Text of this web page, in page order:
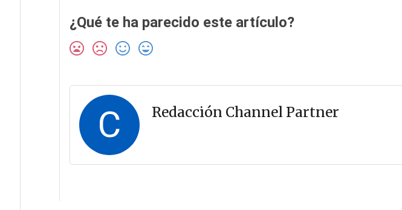
¿Qué te ha parecido este artículo?
C Redacción Channel Partner